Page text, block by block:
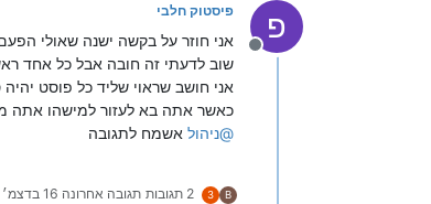
פ
מנותק
פיסטוק חלבי
אני חוזר על בקשה ישנה שאולי
שוב לדעתי זה חובה אבל כל אחד
אני חושב שראוי שליד כל פוסט
כאשר אתה בא לעזור למישהו אתה
@ניהול אשמח לתגובה
B
3 2 תגובות תגובה אחרונה 16 בדצמ׳ 2020, 16:08